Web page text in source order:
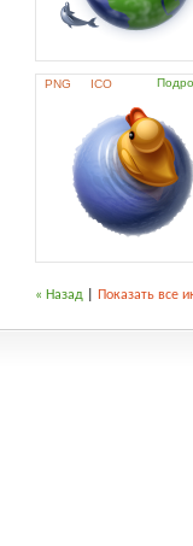
PNG ICO
« Назад Показать все